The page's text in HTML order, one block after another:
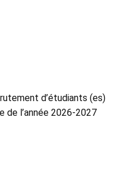
d’étudiants (es)
de l’année 2026-2027